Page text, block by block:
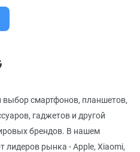
выбор смартфонов, планшетов,
гаджетов и другой
брендов. В нашем
лидеров рынка - Apple, Xiaomi,